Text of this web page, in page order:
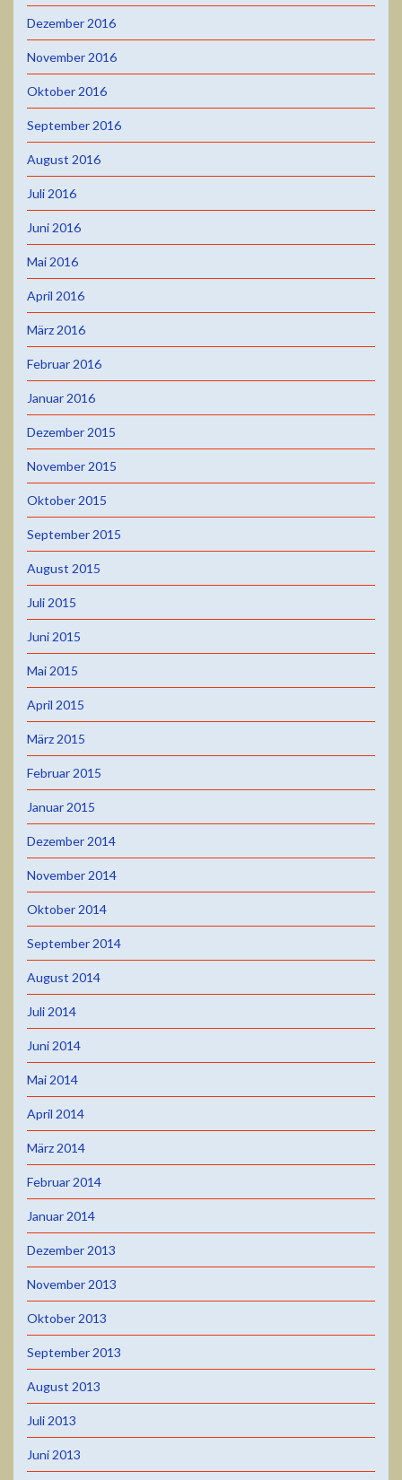
Dezember 2016
November 2016
Oktober 2016
September 2016
August 2016
Juli 2016
Juni 2016
Mai 2016
April 2016
März 2016
Februar 2016
Januar 2016
Dezember 2015
November 2015
Oktober 2015
September 2015
August 2015
Juli 2015
Juni 2015
Mai 2015
April 2015
März 2015
Februar 2015
Januar 2015
Dezember 2014
November 2014
Oktober 2014
September 2014
August 2014
Juli 2014
Juni 2014
Mai 2014
April 2014
März 2014
Februar 2014
Januar 2014
Dezember 2013
November 2013
Oktober 2013
September 2013
August 2013
Juli 2013
Juni 2013